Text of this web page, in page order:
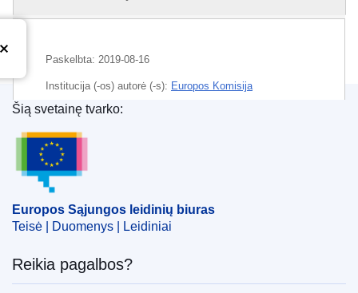
Paskelbta: 2019-08-16
Institucija (-os) autorė (-s): Europos Komisija
bendrovių jungimo kontrolė
motorinių transporto priemonių pramonė
transporto priemonės įranga
CELEX : 52019M9476
OJ : JOC_2019_276_R_0008
Europos Sąjungos leidinių biuras
Šią svetainę tvarko:
Europos Sąjungos leidinių biuras
Teisė | Duomenys | Leidiniai
Reikia pagalbos?